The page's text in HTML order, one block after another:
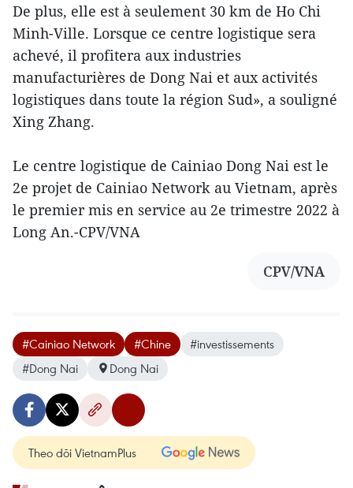
De plus, elle est à seulement 30 km de Ho Chi
Minh-Ville. Lorsque ce centre logistique sera
achevé, il profitera aux industries
manufacturières de Dong Nai et aux activités
logistiques dans toute la région Sud», a souligné
Xing Zhang.
Le centre logistique de Cainiao Dong Nai est le
2e projet de Cainiao Network au Vietnam, après
le premier mis en service au 2e trimestre 2022 à
Long An.-CPV/VNA
CPV/VNA
#Cainiao Network #Chine
#investissements
#Dong Nai
Dong Nai
Theo dõi VietnamPlus